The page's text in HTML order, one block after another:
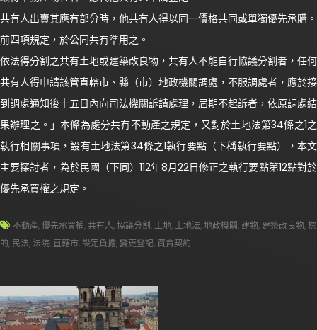
共有人出賣其應有部分時，他共有人得以同一價格共同或單獨優先承購。
前四項規定，於公同共有準用之。
依法得分割之共有土地或建築改良物，共有人不能自行協議分割者，任何
共有人得申請該管直轄市、縣（市）地政機關調處，不服調處者，應於接
到調處通知後十五日內向司法機關訴請處理，屆期不起訴者，依原調處結
果辦理之。」本條為處分共有不動產之規定，又對於土地法第34條之1之
執行相關事項，設有土地法第34條之1執行要點（下稱執行要點），本文
主要探討者，為於民國（下同）112年8月22日修正之執行要點第12點對於
優先承買權之規定。
不動產,優先承買權,共有人,協議分割 ,土地,土地法,地政機關, 建物, 建築改良物,標
的, 民法, 法院, 直轄市,設定負擔,變更登記, 買賣契約